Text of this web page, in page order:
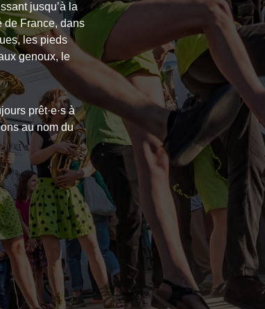
jusqu’à la
de France, dans
les pieds
genoux, le
prêt·e·s à
au nom du